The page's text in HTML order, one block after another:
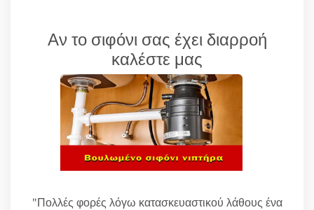
Αν το σιφόνι σας έχει διαρροή
καλέστε μας
"Πολλές φορές λόγω κατασκευαστικού λάθους ένα